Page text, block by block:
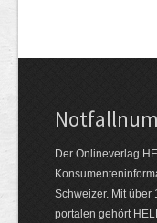
Der Onlineverlag
Schweizer. Mit
portalen gehört